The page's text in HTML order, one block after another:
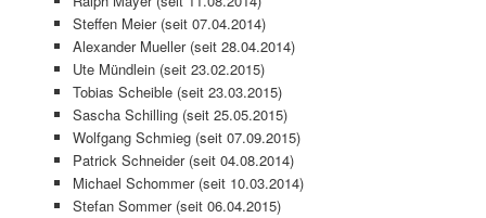
Steffen Meier (seit 07.04.2014)
Alexander Mueller (seit 28.04.2014)
Ute Mündlein (seit 23.02.2015)
Tobias Scheible (seit 23.03.2015)
Sascha Schilling (seit 25.05.2015)
Wolfgang Schmieg (seit 07.09.2015)
Patrick Schneider (seit 04.08.2014)
Michael Schommer (seit 10.03.2014)
Stefan Sommer (seit 06.04.2015)